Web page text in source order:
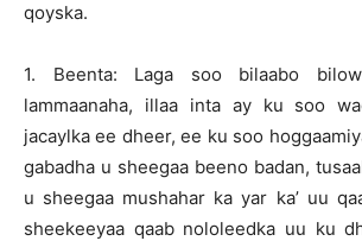
qoyska.
1. Beenta: Laga soo bilaabo
lammaanaha, illaa inta ay ku soo
jacaylka ee dheer, ee ku soo
gabadha u sheegaa beeno badan,
u sheegaa mushahar ka yar ka’ uu
sheekeeyaa qaab nololeedka uu ku